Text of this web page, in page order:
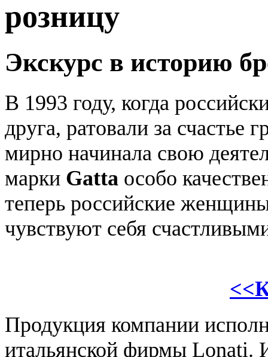
розницу
Экскурс в историю
В 1993 году, когда
друга, ратовали за
мирно начинала свою
марки Gatta особо
теперь российские
чувствуют себя
Продукция компании
итальянской фирмы Lonati.